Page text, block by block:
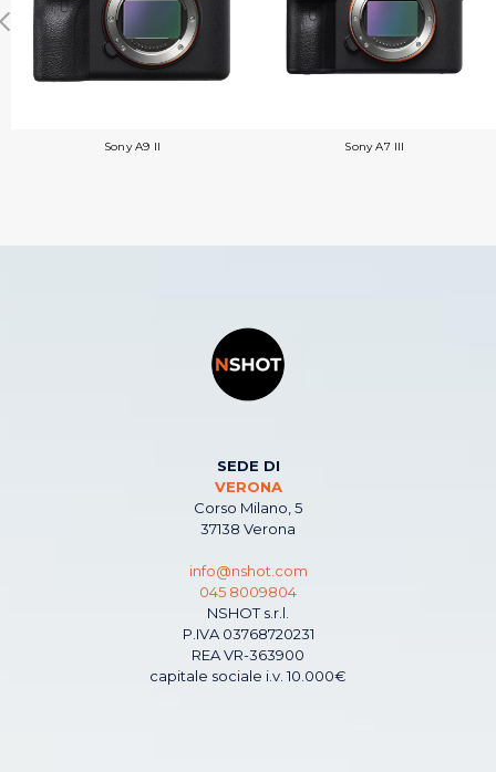
Sony A9 II Sony A7 III
SEDE DI
VERONA
Corso Milano, 5
37138 Verona
info@nshot.com
045 8009804
NSHOT s.r.l.
P.IVA 03768720231
REA VR-363900
capitale sociale i.v. 10.000€